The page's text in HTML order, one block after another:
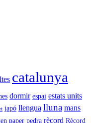
catalunya
dormir espai estats units
japó llengua lluna mans
paper pedra rècord Rècord